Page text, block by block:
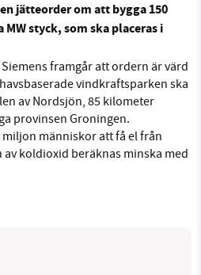
Instagram BlueSky
jätteorder om att bygga 150
styck, som ska placeras i
framgår att ordern är värd
vindkraftsparken ska
av Nordsjön, 85 kilometer
provinsen Groningen.
människor att få el från
koldioxid beräknas minska med
vi vill göra